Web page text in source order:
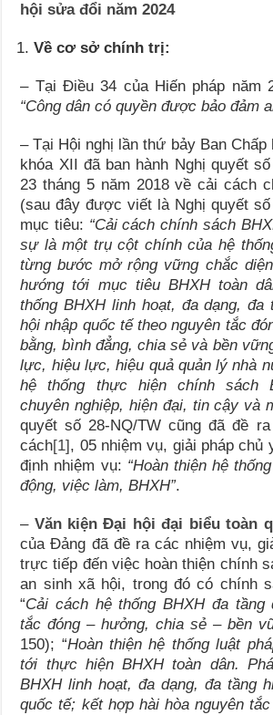
hội sửa đổi năm 2024
Về cơ sở chính trị:
– Tại Điều 34 của Hiến pháp năm
“Công dân có quyền được bảo đảm
– Tại Hội nghị lần thứ bảy Ban Chấp
khóa XII đã ban hành Nghị quyết
23 tháng 5 năm 2018 về cải cách
(sau đây được viết là Nghị quyết
mục tiêu: “Cải cách chính sách
sự là một trụ cột chính của hệ
từng bước mở rộng vững chắc
hướng tới mục tiêu BHXH toàn
thống BHXH linh hoạt, đa dạng, đa
hội nhập quốc tế theo nguyên tắc
bằng, bình đẳng, chia sẻ và bền
lực, hiệu lực, hiệu quả quản lý nhà
hệ thống thực hiện chính sách
chuyên nghiệp, hiện đại, tin cậy và
quyết số 28-NQ/TW cũng đã đề
cách[1] , 05 nhiệm vụ, giải pháp chủ
định nhiệm vụ: “Hoàn thiện hệ
động, việc làm, BHXH”.
– Văn kiện Đại hội đại biểu toàn
của Đảng đã đề ra các nhiệm vụ,
trực tiếp đến việc hoàn thiện chính
an sinh xã hội, trong đó có chính
“Cải cách hệ thốngBHXHđa tầng
tắc đóng – hưởng, chia sẻ – bền
150); “Hoàn thiện hệ thống luật
tới thực hiệnBHXHtoàn dân.
BHXHlinh hoạt, đa dạng, đa tầng
quốc tế; kết hợp hài hòa nguyên